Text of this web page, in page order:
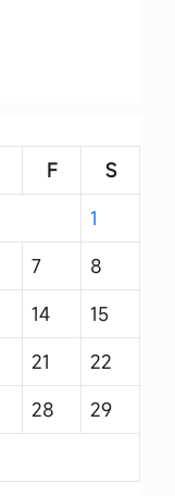
F
S
1
7
8
14
15
21
22
28
29